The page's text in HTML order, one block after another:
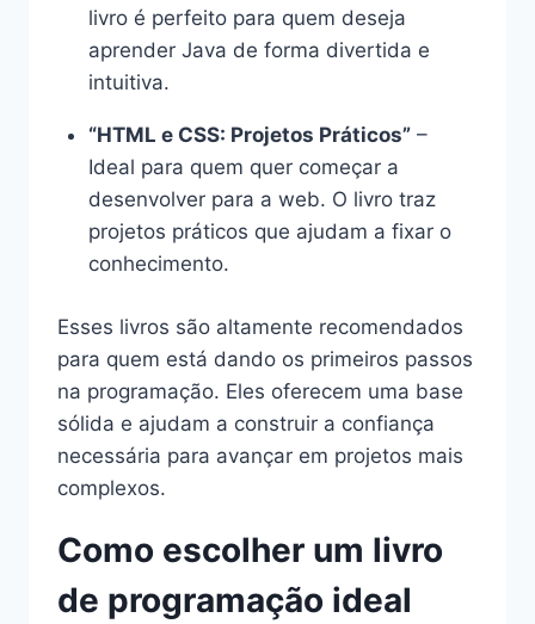
livro é perfeito para quem deseja
aprender Java de forma divertida e
intuitiva.
“HTML e CSS: Projetos Práticos”–
Ideal para quem quer começar a
desenvolver para a web. O livro traz
projetos práticos que ajudam a fixar o
conhecimento.
Esses livros são altamente recomendados
para quem está dando os primeiros passos
na programação. Eles oferecem uma base
sólida e ajudam a construir a confiança
necessária para avançar em projetos mais
complexos.
Como escolher um livro
de programação ideal